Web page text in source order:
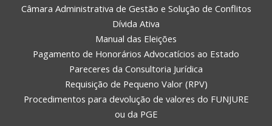
Câmara Administrativa de Gestão e Solução de Conflitos
Dívida Ativa
Manual das Eleições
Pagamento de Honorários Advocatícios ao Estado
Pareceres da Consultoria Jurídica
Requisição de Pequeno Valor (RPV)
Procedimentos para devolução de valores do FUNJURE
ou da PGE